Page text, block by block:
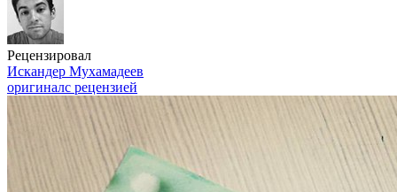
Рецензировал
Искандер Мухамадеев
оригиналс рецензией